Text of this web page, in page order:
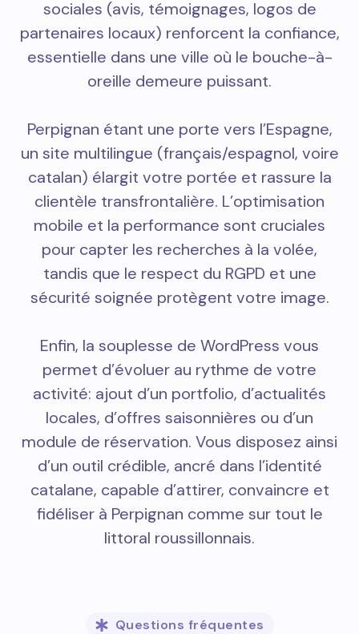
sociales (avis, témoignages, logos de
partenaires locaux) renforcent la confiance,
essentielle dans une ville où le bouche-à-
oreille demeure puissant.
Perpignan étant une porte vers l’Espagne,
un site multilingue (français/espagnol, voire
catalan) élargit votre portée et rassure la
clientèle transfrontalière. L’optimisation
mobile et la performance sont cruciales
pour capter les recherches à la volée,
tandis que le respect du RGPD et une
sécurité soignée protègent votre image.
Enfin, la souplesse de WordPress vous
permet d’évoluer au rythme de votre
activité: ajout d’un portfolio, d’actualités
locales, d’offres saisonnières ou d’un
module de réservation. Vous disposez ainsi
d’un outil crédible, ancré dans l’identité
catalane, capable d’attirer, convaincre et
fidéliser à Perpignan comme sur tout le
littoral roussillonnais.
Questions fréquentes